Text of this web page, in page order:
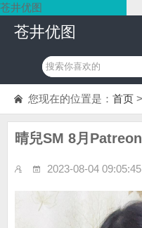
苍井优图
苍井优图
您现在的位置是： 首页 >
晴兒SM 8月
2023-08-04 09:05:45